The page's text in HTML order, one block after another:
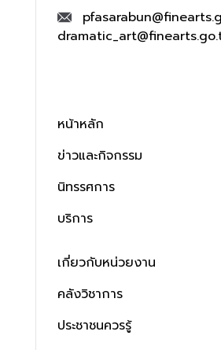
หน้าหลัก
ข่าวและกิจกรรม
นิทรรศการ
บริการ
เกี่ยวกับหน่วยงาน
คลังวิชาการ
ประชาชนควรรู้